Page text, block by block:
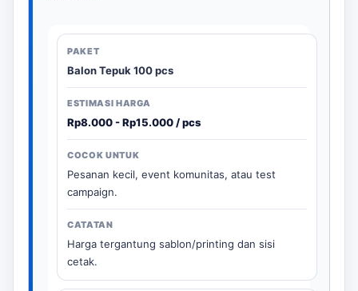
Balon Tepuk 100 pcs
Rp8.000 - Rp15.000 / pcs
Pesanan kecil, event komunitas, atau test
campaign.
Harga tergantung sablon/printing dan sisi
cetak.